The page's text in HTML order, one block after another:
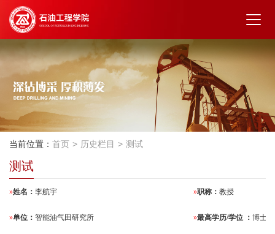
当前位置： 首页 历史栏目 测试
测试
»姓名： 李航宇 »职称： 教授
»单位： 智能油气田研究所 »最高学历/学位 ： 博士